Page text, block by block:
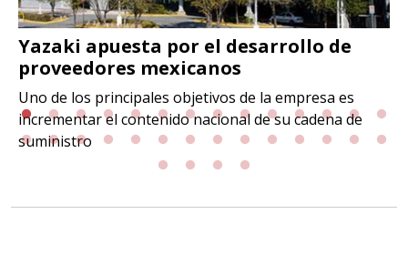
Yazaki apuesta por el desarrollo de
proveedores mexicanos
Uno de los principales objetivos de la empresa es
incrementar el contenido nacional de su cadena de
suministro